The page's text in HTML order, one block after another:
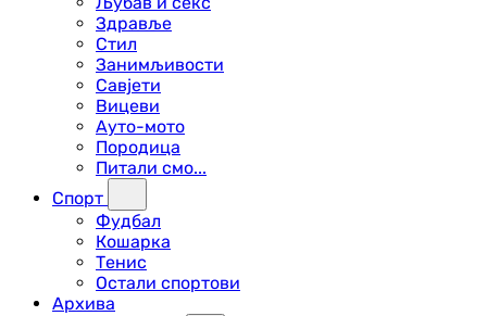
Здравље
Стил
Занимљивости
Савјети
Вицеви
Ауто-мото
Породица
Питали смо...
Спорт
Фудбал
Кошарка
Тенис
Остали спортови
Архива